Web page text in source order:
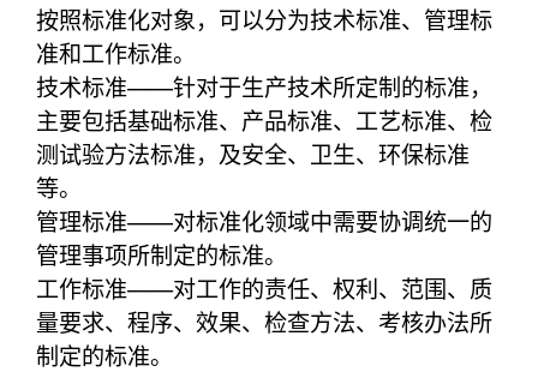
按照标准化对象，可以分为技术标准、管理标
准和工作标准。
技术标准——针对于生产技术所定制的标准，
主要包括基础标准、产品标准、工艺标准、检
测试验方法标准，及安全、卫生、环保标准
等。
管理标准——对标准化领域中需要协调统一的
管理事项所制定的标准。
工作标准——对工作的责任、权利、范围、质
量要求、程序、效果、检查方法、考核办法所
制定的标准。